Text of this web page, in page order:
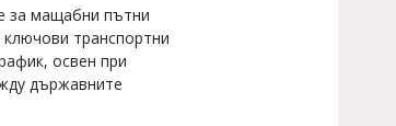
за мащабни пътни
транспортни
освен при
държавните